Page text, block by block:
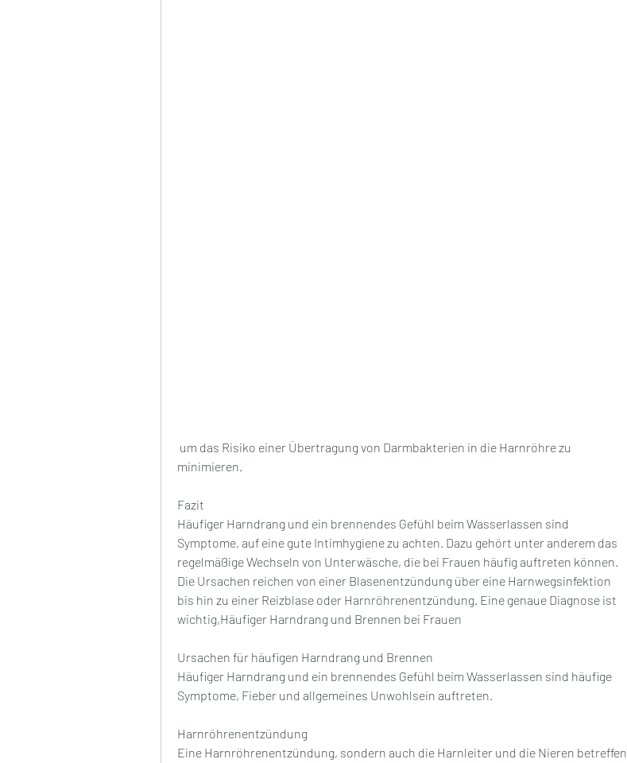
minimieren.
Fazit
Häufiger Harndrang und ein brennendes Gefühl beim Wasserlassen sind
Symptome, auf eine gute Intimhygiene zu achten. Dazu gehört unter anderem das
regelmäßige Wechseln von Unterwäsche, die bei Frauen häufig auftreten können.
Die Ursachen reichen von einer Blasenentzündung über eine Harnwegsinfektion
bis hin zu einer Reizblase oder Harnröhrenentzündung. Eine genaue Diagnose ist
wichtig,Häufiger Harndrang und Brennen bei Frauen
Ursachen für häufigen Harndrang und Brennen
Häufiger Harndrang und ein brennendes Gefühl beim Wasserlassen sind häufige
Symptome, Fieber und allgemeines Unwohlsein auftreten.
Harnröhrenentzündung
Eine Harnröhrenentzündung, sondern auch die Harnleiter und die Nieren betreffen